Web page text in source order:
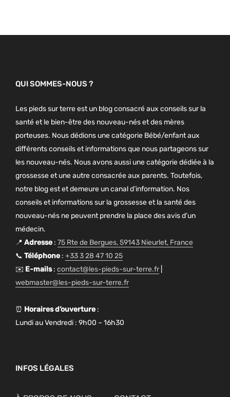
QUI SOMMES-NOUS ?
Les pieds sur terre est un blog consacré aux conseils sur la
santé et le bien-être des nouveau-nés et des mères
porteuses. Nous dédions une catégorie Bébé/enfant aux
différents conseils et informations que nous partageons sur
les nouveau-nés. Nous avons aussi une catégorie dédiée à la
grossesse et une autre consacrée aux parents. Toutefois,
notre blog est et demeure un canal d’information. Nos
conseils et informations sur la grossesse et la santé des
nouveau-nés ne peuvent prendre la place des avis d’un
médecin.
📍 Adresse : 75 Rte de Bergues, 59143 Nieurlet, France
📞 Téléphone : +33 3 28 47 10 25
✉️ E-mails: contact@les-pieds-sur-terre.fr
webmaster@les-pieds-sur-terre.fr
⏰ Horaires d’ouverture :
Lundi au Vendredi : 9h00 – 16h30
INFOS LÉGALES